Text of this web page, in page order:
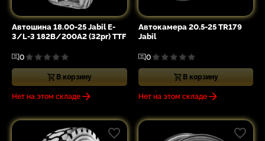
Автошина 18.00-25 Jabil E-
3/L-3 182B/200A2 (32pr) TTF
0
В корзину
Нет на этом складе
Автокамера 20.5-25 TR179
Jabil
0
В корзину
Нет на этом складе